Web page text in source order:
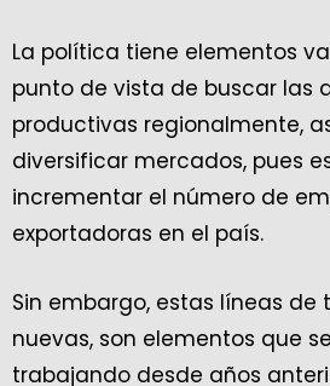
La política tiene elementos
punto de vista de buscar las
productivas regionalmente,
diversificar mercados, pues
incrementar el número de
exportadoras en el país.
Sin embargo, estas líneas de
nuevas, son elementos que
trabajando desde años